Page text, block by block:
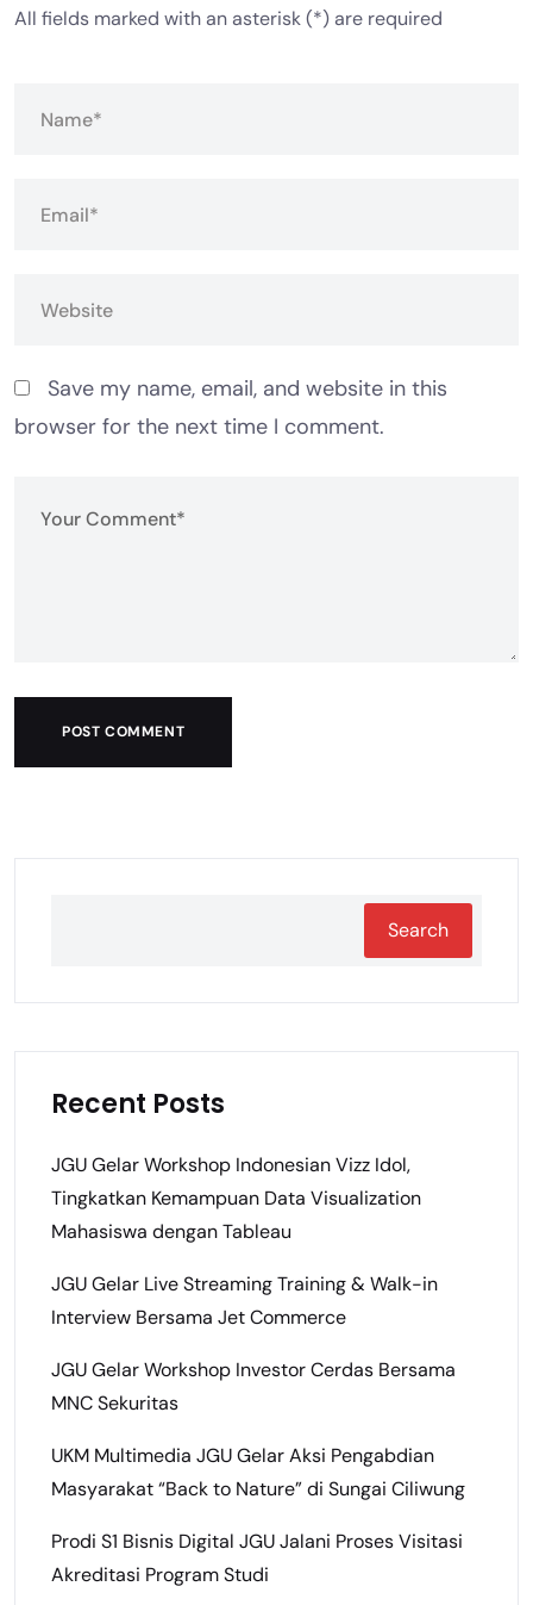
All fields marked with an asterisk (*) are required
Save my name, email, and website in this
browser for the next time I comment.
POST COMMENT
Search
Recent Posts
JGU Gelar Workshop Indonesian Vizz Idol,
Tingkatkan Kemampuan Data Visualization
Mahasiswa dengan Tableau
JGU Gelar Live Streaming Training & Walk-in
Interview Bersama Jet Commerce
JGU Gelar Workshop Investor Cerdas Bersama
MNC Sekuritas
UKM Multimedia JGU Gelar Aksi Pengabdian
Masyarakat “Back to Nature” di Sungai Ciliwung
Prodi S1 Bisnis Digital JGU Jalani Proses Visitasi
Akreditasi Program Studi